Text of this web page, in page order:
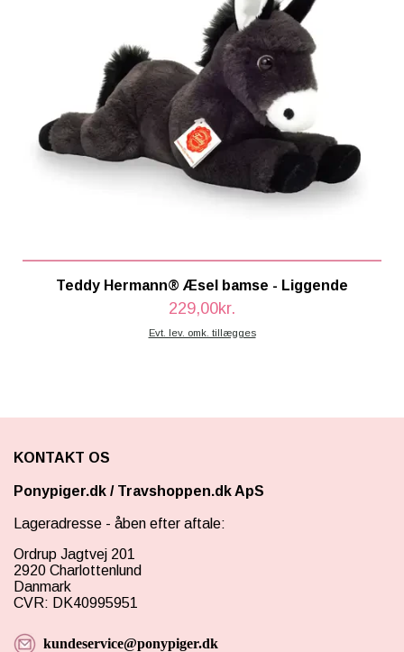
Teddy Hermann® Æsel bamse - Liggende
229,00kr.
Evt. lev. omk. tillægges
KONTAKT OS
Ponypiger.dk / Travshoppen.dk ApS
Lageradresse - åben efter aftale:
Ordrup Jagtvej 201
2920 Charlottenlund
Danmark
CVR: DK40995951
kundeservice@ponypiger.dk